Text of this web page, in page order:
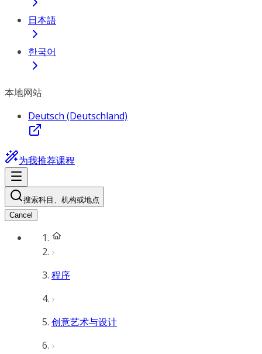
日本語
한국어
本地网站
Deutsch (Deutschland)
为我推荐课程
搜索科目、机构或地点
Cancel
程序
创意艺术与设计